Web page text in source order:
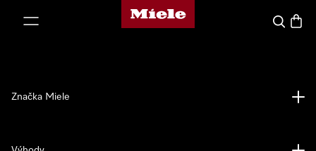
Domovská stránka spoločnosti Miele
Hľadať
Značka Miele